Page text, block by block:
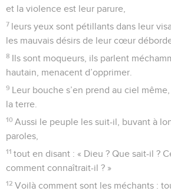
et la violence est leur parure,
7 leurs yeux sont pétillants dans leur
les mauvais désirs de leur cœur
8 Ils sont moqueurs, ils parlent
hautain, menacent d’opprimer.
9 Leur bouche s’en prend au ciel
la terre.
10 Aussi le peuple les suit-il, buvant à
paroles,
11 tout en disant : « Dieu ? Que sait-il ?
comment connaîtrait-il ? »
12 Voilà comment sont les méchants :